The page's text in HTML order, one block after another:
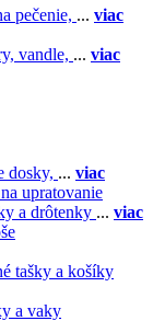
pečenie, ... viac
vandle, ... viac
dosky, ... viac
upratovanie
a drôtenky ... viac
tašky a košíky
a vaky